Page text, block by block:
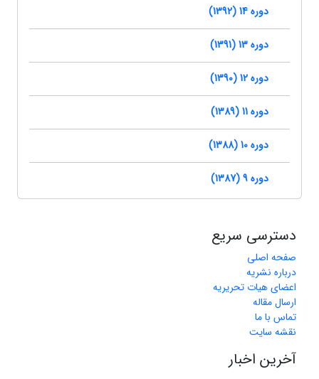
دوره 14 (1392)
دوره 13 (1391)
دوره 12 (1390)
دوره 11 (1389)
دوره 10 (1388)
دوره 9 (1387)
دسترسی سریع
صفحه اصلی
درباره نشریه
اعضای هیات تحریریه
ارسال مقاله
تماس با ما
نقشه سایت
آخرین اخبار